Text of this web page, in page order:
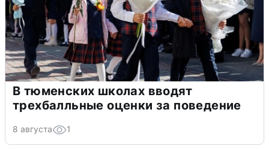
В тюменских школах вводят
трехбалльные оценки за поведение
8 августа 1